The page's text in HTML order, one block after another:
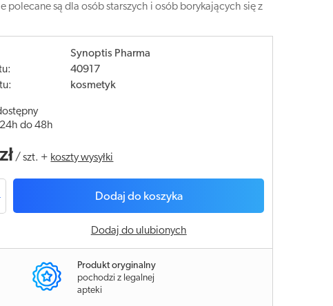
są dla osób starszych i osób borykających się z
Synoptis Pharma
40917
kosmetyk
do 48h
/szt. + koszty wysyłki
Dodaj do koszyka
Dodaj do ulubionych
Produkt oryginalny
pochodzi z legalnej
apteki